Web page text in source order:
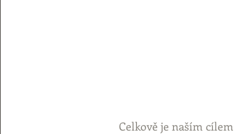
Celkově je naším